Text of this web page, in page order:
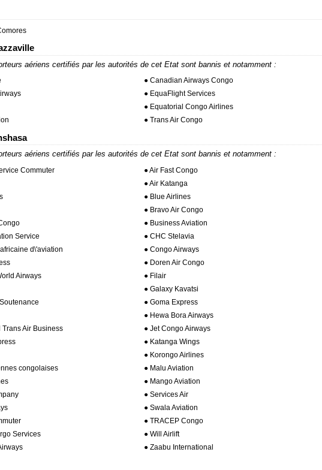
aériens certifiés par les autorités de cet Etat sont bannis et notamment :
● Canadian Airways Congo
● EquaFlight Services
● Equatorial Congo Airlines
● Trans Air Congo
aériens certifiés par les autorités de cet Etat sont bannis et notamment :
Commuter
● Air Fast Congo
● Air Katanga
● Blue Airlines
● Bravo Air Congo
● Business Aviation
Service
● CHC Stelavia
d\'aviation
● Congo Airways
● Doren Air Congo
Airways
● Filair
● Galaxy Kavatsi
● Goma Express
● Hewa Bora Airways
Air Business
● Jet Congo Airways
● Katanga Wings
● Korongo Airlines
congolaises
● Malu Aviation
● Mango Aviation
● Services Air
● Swala Aviation
● TRACEP Congo
Services
● Will Airlift
● Zaabu International